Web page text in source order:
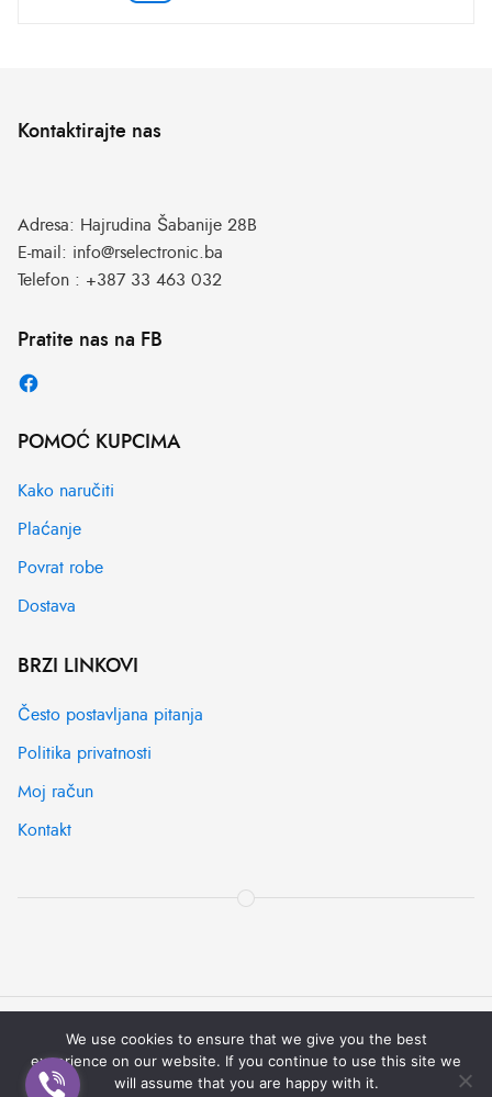
Kontaktirajte nas
Adresa: Hajrudina Šabanije 28B
E-mail: info@rselectronic.ba
Telefon : +387 33 463 032
Pratite nas na FB
POMOĆ KUPCIMA
Kako naručiti
Plaćanje
Povrat robe
Dostava
BRZI LINKOVI
Često postavljana pitanja
Politika privatnosti
Moj račun
Kontakt
© [2022] -IT SYSTEMS | All rights reserved
Pravila korištenja
Pomoć Obavijest o privatnosti
We use cookies to ensure that we give you the best
experience on our website. If you continue to use this site we
will assume that you are happy with it.